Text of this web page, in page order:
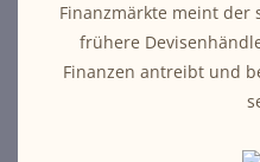
Finanzmärkte meint
frühere
Finanzen antreibt und